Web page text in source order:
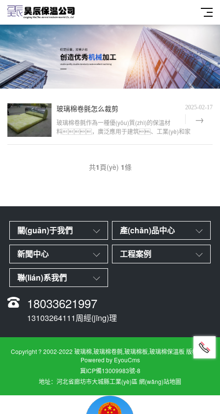
玻璃棉卷氈怎么裁剪 2025-02-17
玻璃棉卷氈作為一種優(yōu)質(zhì)的保溫材
料，廣泛應用于建筑、工業(yè)和家
共1頁(yè) 1條
關(guān)于我們 產(chǎn)品中心
新聞中心 工程案例
聯(lián)系我們
18033621997
13103264111周經(jīng)理
Copyright ? 2002-2022 玻璃棉,玻璃棉卷氈,玻璃棉板,玻璃棉保溫板 版權所有
Powered by EyouCms
冀ICP備13009983號-8
地址：河北省廊坊市大城縣工業(yè)區 網(wǎng)站地圖